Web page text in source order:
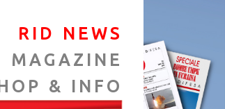
RID NEWS
MAGAZINE
& INFO